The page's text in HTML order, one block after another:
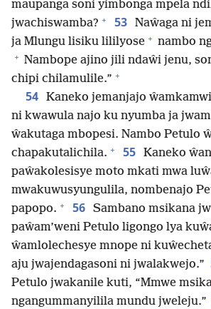
maupanga soni yimbonga mpela
jwachiswamba? + 53 Naŵaga ni
ja Mlungu lisiku lililyose + nambo
+ Nambope ajino jili ndaŵi jenu,
chipi chilamulile.” +
54 Kaneko jemanjajo
ni kwawula najo ku nyumba ja
ŵakutaga mbopesi. Nambo Petulo
chapakutalichila. + 55 Kaneko
paŵakolesisye moto mkati mwa
mwakuwusyungulila, nombenajo
papopo. + 56 Sambano msikana
paŵam’weni Petulo ligongo lya
ŵamlolechesye mnope ni
aju jwajendagasoni ni jwalakwejo.”
Petulo jwakanile kuti, “Mmwe
ngangummanyilila mundu jweleju.”